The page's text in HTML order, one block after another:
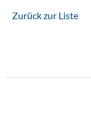
Zurück zur Liste